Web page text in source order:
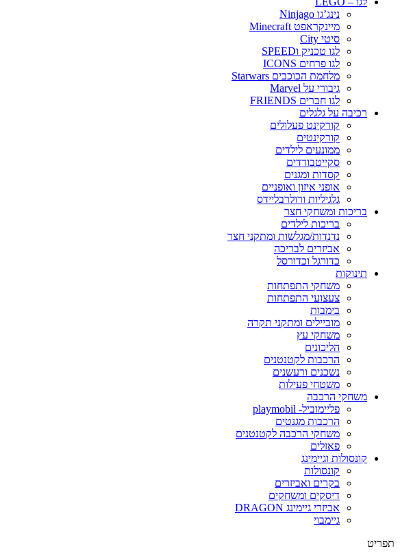
נינג’גו Ninjago
מיינקראפט Minecraft
סיטי City
לגו טכניק וSPEED
לגו פרחים ICONS
מלחמת הכוכבים Starwars
גיבורי על Marvel
לגו חברים FRIENDS
רכיבה על גלגלים
קורקינט פעלולים
קורקינטים
ממונעים לילדים
סקייטבורדים
קסדות ומגנים
אופני איזון ואופניים
גלגיליות ורולרבליידס
בריכות ומשחקי חצר
בריכות לילדים
נדנדות/מגלשות ומתקני חצר
אביזרים לבריכה
כדורגל וכדורסל
תינוקות
משחקי התפתחות
צעצועי התפתחות
בימבות
מוביילים ומתקני תקרה
משחקי עץ
הליכונים
הרכבות לקטנטנים
נשכנים ורעשנים
משטחי פעילות
משחקי הרכבה
פליימוביל- playmobil
הרכבות מגנטים
משחקי הרכבה לקטנטנים
פאזלים
קונסולות וגיימינג
קונסולות
בקרים ואביזרים
דיסקים ומשחקים
אביזרי גיימינג DRAGON
גיימבוי
תפריט